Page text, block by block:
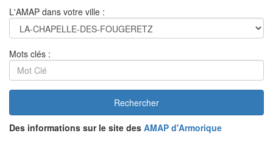
L'AMAP dans votre ville :
Mots clés :
Rechercher
Des informations sur le site des AMAP d'Armorique